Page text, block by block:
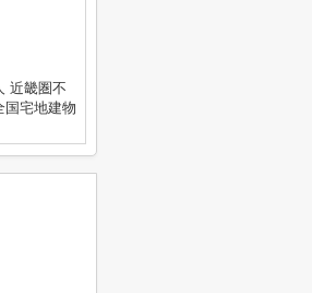
近畿圏不
国宅地建物